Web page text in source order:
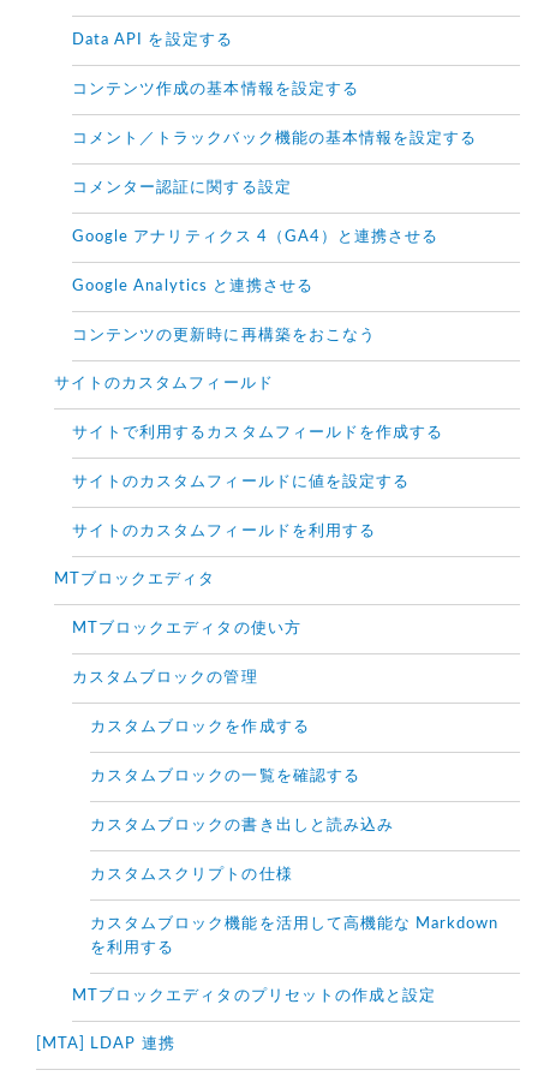
Data API を設定する
コンテンツ作成の基本情報を設定する
コメント／トラックバック機能の基本情報を設定する
コメンター認証に関する設定
Google アナリティクス 4（GA4）と連携させる
Google Analytics と連携させる
コンテンツの更新時に再構築をおこなう
サイトのカスタムフィールド
サイトで利用するカスタムフィールドを作成する
サイトのカスタムフィールドに値を設定する
サイトのカスタムフィールドを利用する
MTブロックエディタ
MTブロックエディタの使い方
カスタムブロックの管理
カスタムブロックを作成する
カスタムブロックの一覧を確認する
カスタムブロックの書き出しと読み込み
カスタムスクリプトの仕様
カスタムブロック機能を活用して高機能な Markdown
を利用する
MTブロックエディタのプリセットの作成と設定
[MTA] LDAP 連携